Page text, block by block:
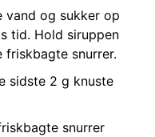
vand og sukker op
tid. Hold siruppen
friskbagte snurrer.
sidste 2 g knuste
snurrer